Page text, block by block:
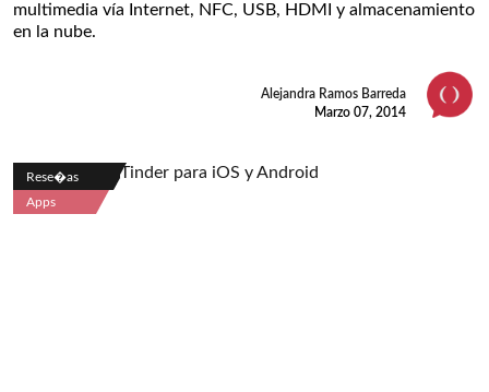
multimedia vía Internet, NFC, USB, HDMI y almacenamiento
en la nube.
Alejandra Ramos Barreda
Marzo 07, 2014
Rese�as
Apps